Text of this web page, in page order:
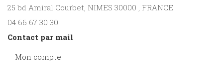
25 bd Amiral Courbet, NIMES 30000 , FRANCE
04 66 67 30 30
Contact par mail
Mon compte